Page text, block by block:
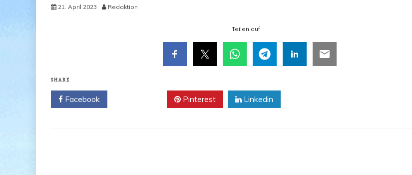
21. April 2023 Redaktion
Tei­len auf:
SHARE
Facebook Pinterest Linkedin